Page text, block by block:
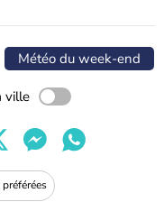
Météo du week-end
ville